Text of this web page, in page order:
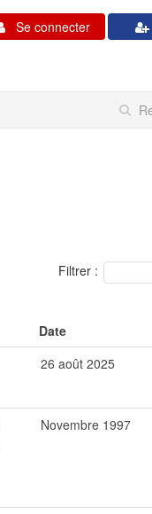
Se connecter
Filtrer :
Date
26 août 2025
Novembre 1997